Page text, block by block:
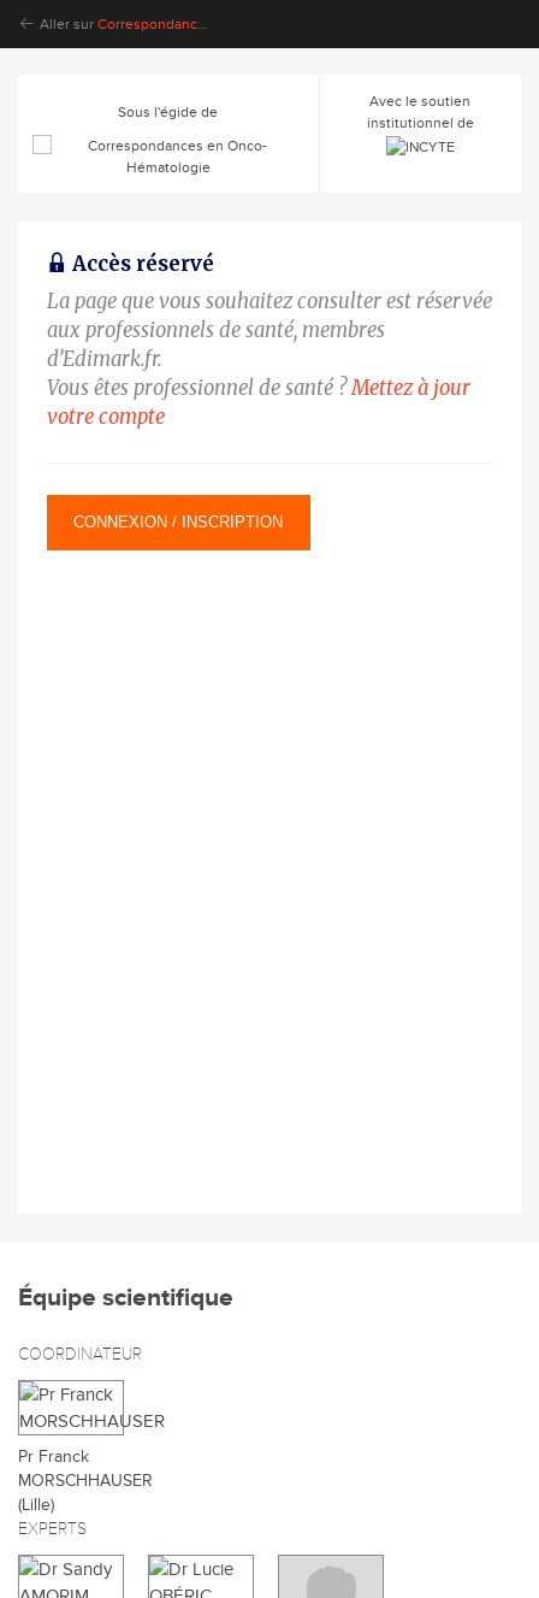
Aller sur Correspondances en Onco-Hématologie
Sous l'égide de
Avec le soutien
institutionnel de
Accès réservé
La page que vous souhaitez consulter est réservée
aux professionnels de santé, membres
d’Edimark.fr.
Vous êtes professionnel de santé ?Mettez à jour
votre compte
CONNEXION / INSCRIPTION
Équipe scientifique
COORDINATEUR
Pr Franck
MORSCHHAUSER
(Lille)
EXPERTS